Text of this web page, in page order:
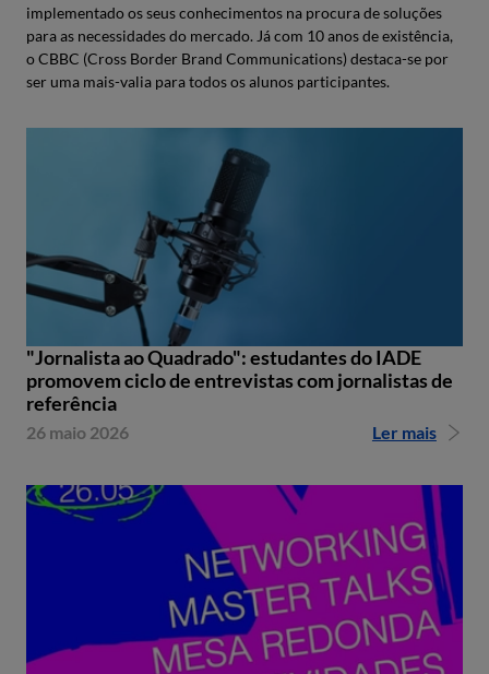
implementado os seus conhecimentos na procura de soluções
para as necessidades do mercado. Já com 10 anos de existência,
o CBBC (Cross Border Brand Communications) destaca-se por
ser uma mais-valia para todos os alunos participantes.
"Jornalista ao Quadrado": estudantes do IADE
promovem ciclo de entrevistas com jornalistas de
referência
26 maio 2026 Ler mais